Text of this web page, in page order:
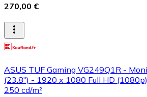
270,00 €
ASUS TUF Gaming VG249Q1R -
(23.8") - 1920 x 1080 Full HD
250 cd/m²